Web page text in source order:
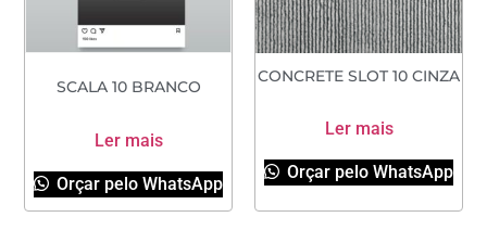
SCALA 10 BRANCO
Ler mais
Orçar pelo WhatsApp
CONCRETE SLOT 10 CINZA
Ler mais
Orçar pelo WhatsApp